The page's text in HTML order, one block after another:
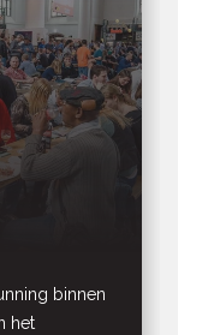
binnen
het